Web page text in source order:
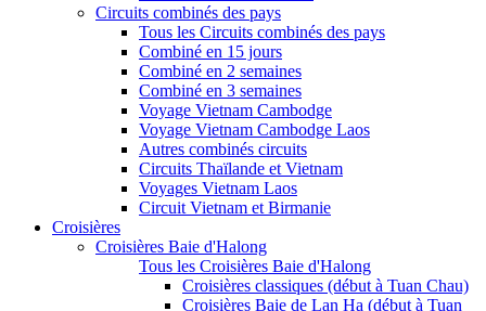
Circuits combinés des pays
Tous les Circuits combinés des pays
Combiné en 15 jours
Combiné en 2 semaines
Combiné en 3 semaines
Voyage Vietnam Cambodge
Voyage Vietnam Cambodge Laos
Autres combinés circuits
Circuits Thaïlande et Vietnam
Voyages Vietnam Laos
Circuit Vietnam et Birmanie
Croisières
Croisières Baie d'Halong
Tous les Croisières Baie d'Halong
Croisières classiques (début à Tuan Chau)
Croisières Baie de Lan Ha (début à Tuan